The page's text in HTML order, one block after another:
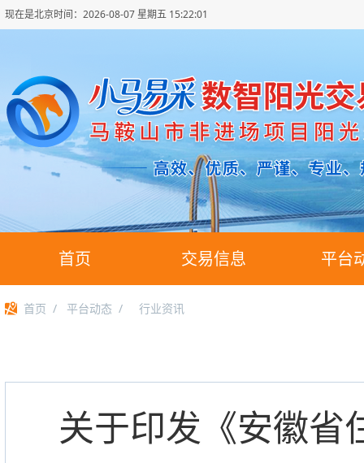
现在是北京时间： 2026-08-07 星期五 15:22:02
首页 交易信息 平台
首页 / 平台动态 / 行业资讯
关于印发《安徽省